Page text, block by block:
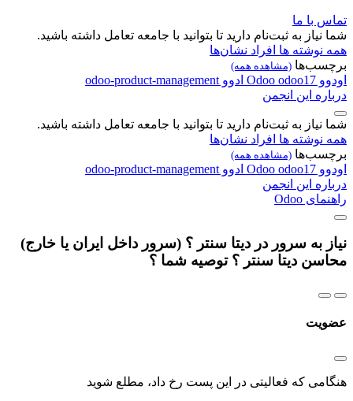
تماس با ما
شما نیاز به ثبت‌نام دارید تا بتوانید با جامعه تعامل داشته باشید.
همه نوشته ها افراد نشان‌ها
برچسب‌ها (مشاهده همه)
اودوو Odoo odoo17 ادوو odoo-product-management
درباره این انجمن
شما نیاز به ثبت‌نام دارید تا بتوانید با جامعه تعامل داشته باشید.
همه نوشته ها افراد نشان‌ها
برچسب‌ها (مشاهده همه)
اودوو Odoo odoo17 ادوو odoo-product-management
درباره این انجمن
راهنمای Odoo
نیاز به سرور در دیتا سنتر ؟ (سرور داخل ایران یا خارج)
محاسن دیتا سنتر ؟ توصیه شما ؟
عضویت
هنگامی که فعالیتی در این پست رخ داد، مطلع شوید